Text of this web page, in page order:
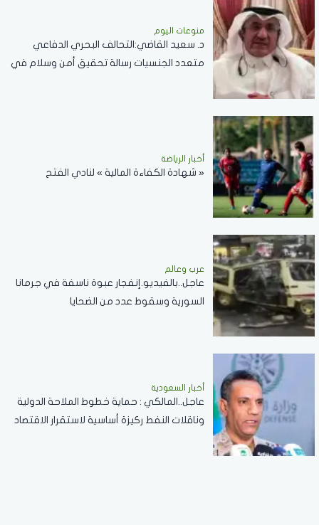
منوعات اليوم
د. سعيد القاضي:التحالف البحري الدفاعي
متعدد الجنسيات رسالة تحقيق أمن وسلام في
أخبار الرياضة
« شهادة الكفاءة المالية » لنادي الفتح
عرب وعالم
عاجل..بالفيديو.إنفجار عبوة ناسفة في جرمانا
السورية وسقوط عدد من الضحايا
أخبار السعودية
عاجل..المالكي : حماية خطوط الملاحة الدولية
وناقلات النفط ركيزة أساسية لاستقرار الاقتصاد